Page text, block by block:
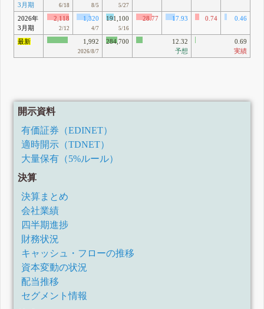
3月期
6/18 8/5 5/27
2026年
3月期
2,118
2/12
1,320
4/7
191,100
5/16
28.77 17.93 0.74 0.46
最新
1,992
2026/8/7
284,700
12.32
予想
0.69
実績
開示資料
有価証券（EDINET）
適時開示（TDNET）
大量保有（5%ルール）
決算
決算まとめ
会社業績
四半期進捗
財務状況
キャッシュ・フローの推移
資本変動の状況
配当推移
セグメント情報